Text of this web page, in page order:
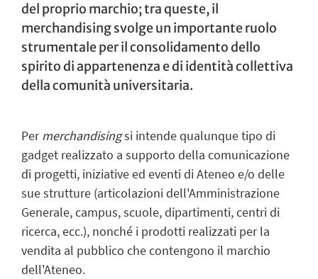
del proprio marchio; tra queste, il
merchandising svolge un importante ruolo
strumentale per il consolidamento dello
spirito di appartenenza e di identità collettiva
della comunità universitaria.
Permerchandisingsi intende qualunque tipo di
gadget realizzato a supporto della comunicazione
di progetti, iniziative ed eventi di Ateneo e/o delle
sue strutture (articolazioni dell'Amministrazione
Generale, campus, scuole, dipartimenti, centri di
ricerca, ecc.), nonché i prodotti realizzati per la
vendita al pubblico che contengono il marchio
dell'Ateneo.